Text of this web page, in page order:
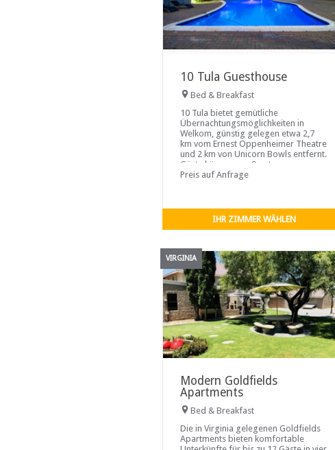
10 Tula Guesthouse
Bed & Breakfast
10 Tula bietet gemütliche
Übernachtungsmöglichkeiten in
Welkom, günstig gelegen etwa 2,7
km vom Ernest Oppenheimer Theatre
und 2 km von Unicorn Bowls entfernt.
Gäste können aus 9 gut
ausgestatteten Zimmern wählen, die
Bad. Zu den weiteren
Preis auf Anfrage
IHR ZIMMER WÄHLEN
VIRGINIA
Modern Goldfields
Apartments
Bed & Breakfast
Die in Virginia gelegenen Goldfields
Apartments bieten komfortable